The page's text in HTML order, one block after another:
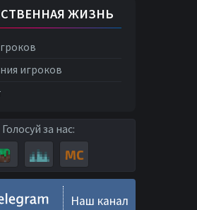
ЖИЗНЬ
игроков
Голосуй за нас:
Наш канал